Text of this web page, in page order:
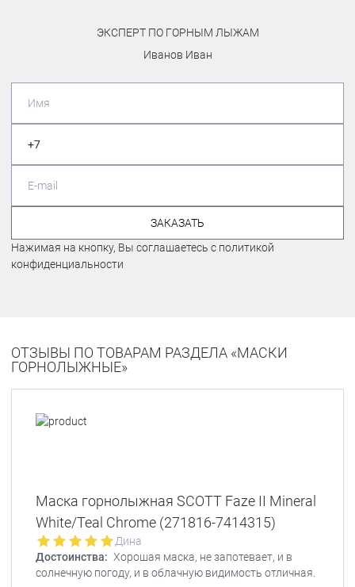
ЭКСПЕРТ ПО ГОРНЫМ ЛЫЖАМ
Иванов Иван
ЗАКАЗАТЬ
Нажимая на кнопку, Вы соглашаетесь с политикой
конфиденциальности
ОТЗЫВЫ ПО ТОВАРАМ РАЗДЕЛА «МАСКИ
ГОРНОЛЫЖНЫЕ»
Маска горнолыжная SCOTT Faze II Mineral
White/Teal Chrome (271816-7414315)
Дина
Достоинства:
солнечную погоду, и в облачную видимость отличная.